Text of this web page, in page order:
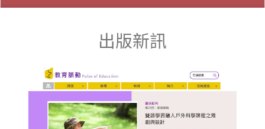
出版新訊